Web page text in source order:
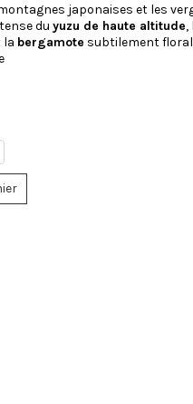
japonaises et les
du yuzu de haute altitude,
la bergamote subtilement